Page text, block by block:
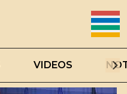
VIDEOS